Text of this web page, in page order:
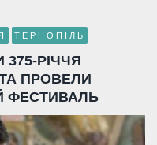
ТЕРНОПІЛЬ
375-РІЧЧЯ
ПРОВЕЛИ
ФЕСТИВАЛЬ